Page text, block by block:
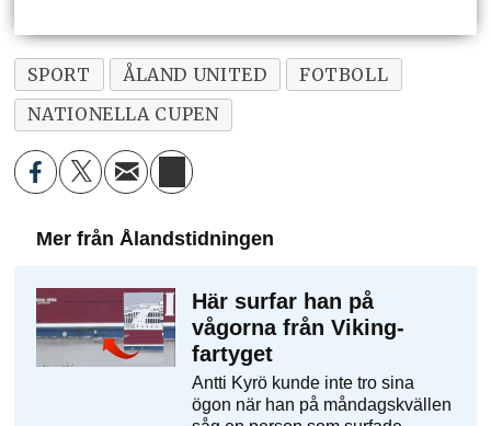
SPORT ÅLAND UNITED
FOTBOLL
NATIONELLA CUPEN